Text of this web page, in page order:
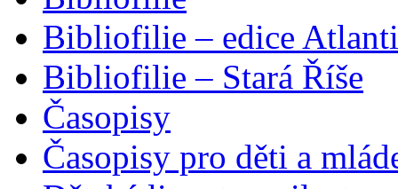
Bibliofilie – edice
Bibliofilie – Stará Říše
Časopisy
Časopisy pro děti a